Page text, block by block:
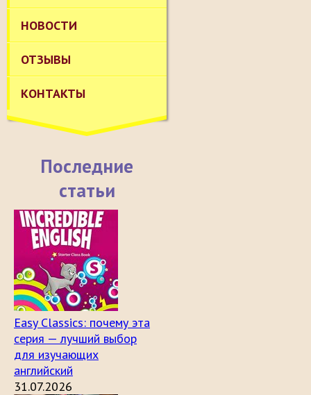
НОВОСТИ
ОТЗЫВЫ
КОНТАКТЫ
Последние
статьи
Easy Classics: почему эта
серия — лучший выбор
для изучающих
английский
31.07.2026